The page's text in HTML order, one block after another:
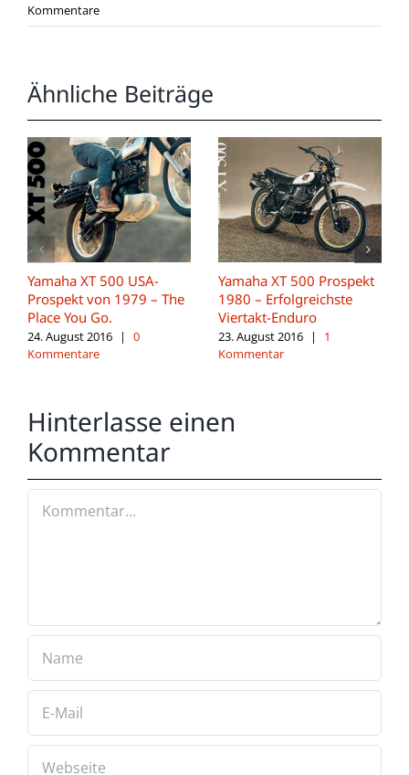
Kommentare
Ähnliche Beiträge
Yamaha XT 500 USA-
Prospekt von 1979 – The
Place You Go.
24. August 2016 |
0
Kommentare
Yamaha XT 500 Prospekt
1980 – Erfolgreichste
Viertakt-Enduro
23. August 2016 |
1
Kommentar
Hinterlasse einen
Kommentar